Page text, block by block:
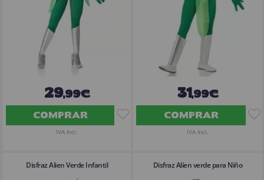
29,99€
COMPRAR
IVA Incl.
31,99€
COMPRAR
IVA Incl.
Disfraz Alien Verde Infantil Disfraz Alíen verde para Niño